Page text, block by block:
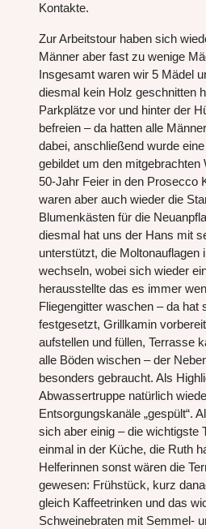
Kontakte.
Zur Arbeitstour haben sich
Männer aber fast zu wenige
Insgesamt waren wir 5 Mädel
diesmal kein Holz geschnitten
Parkplätze vor und hinter der
befreien – da hatten alle
dabei, anschließend wurde eine
gebildet um den mitgebrachten
50-Jahr Feier in den Prosecco
waren aber auch wieder die
Blumenkästen für die
diesmal hat uns der Hans mit
unterstützt, die Moltonauflagen
wechseln, wobei sich wieder
herausstellte das es immer
Fliegengitter waschen – da hat
festgesetzt, Grillkamin
aufstellen und füllen, Terrasse
alle Böden wischen – der
besonders gebraucht. Als
Abwassertruppe natürlich
Entsorgungskanäle „gespült“.
sich aber einig – die wichtigste
einmal in der Küche, die Ruth
Helferinnen sonst wären die
gewesen: Frühstück, kurz
gleich Kaffeetrinken und das
Schweinebraten mit Semmel-